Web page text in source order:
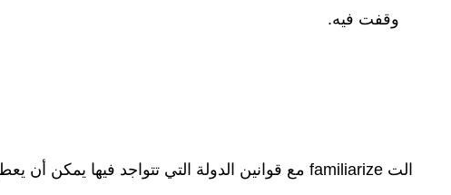
وقفت فيه.
الت familiarize مع قوانين الدولة التي تتواجد فيها يمكن أن يعطيك معرفة قوية حول ما يمكنك فعله وما لا يمكنك فعله.